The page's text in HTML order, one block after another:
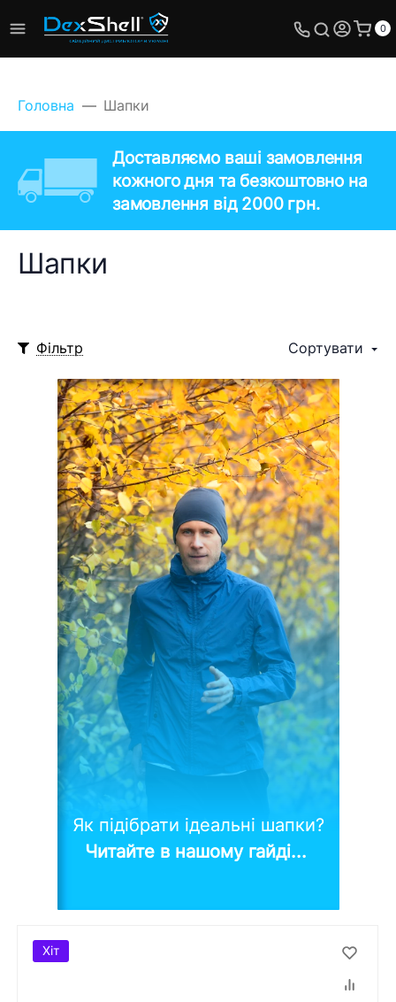
0
Головна Шапки
Доставляємо ваші замовлення
кожного дня та безкоштовно на
замовлення від 2000 грн.
Шапки
Фільтр Сортувати
Як підібрати ідеальні шапки?
Читайте в нашому гайді...
Хіт